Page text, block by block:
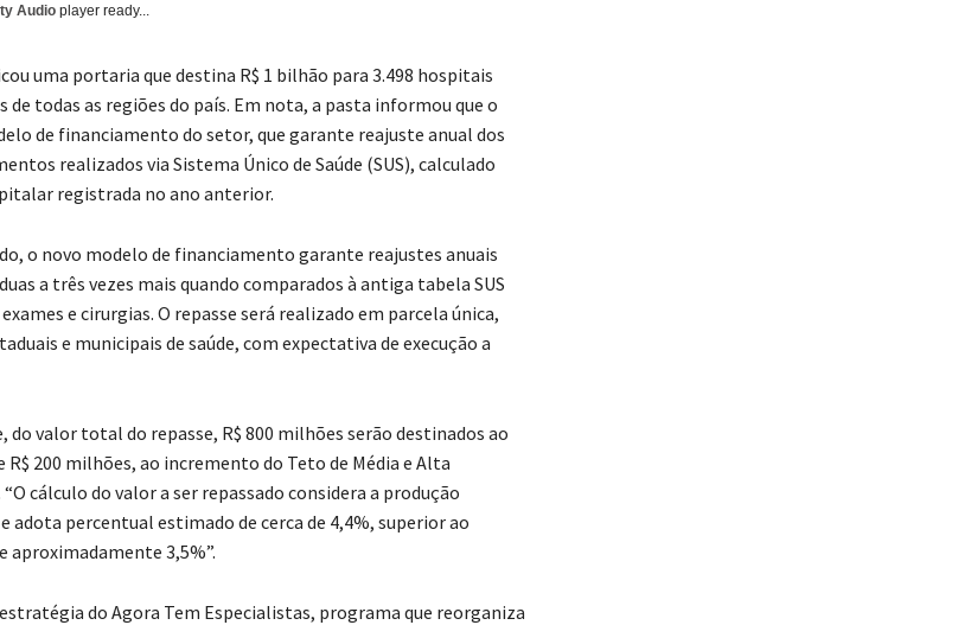
Audioplayer ready...
uma portaria que destina R$ 1 bilhão para 3.498 hospitais
todas as regiões do país. Em nota, a pasta informou que o
de financiamento do setor, que garante reajuste anual dos
realizados via Sistema Único de Saúde (SUS), calculado
registrada no ano anterior.
o novo modelo de financiamento garante reajustes anuais
a três vezes mais quando comparados à antiga tabela SUS
e cirurgias. O repasse será realizado em parcela única,
e municipais de saúde, com expectativa de execução a
do valor total do repasse, R$ 800 milhões serão destinados ao
200 milhões, ao incremento do Teto de Média e Alta
cálculo do valor a ser repassado considera a produção
adota percentual estimado de cerca de 4,4%, superior ao
aproximadamente 3,5%”.
do Agora Tem Especialistas, programa que reorganiza